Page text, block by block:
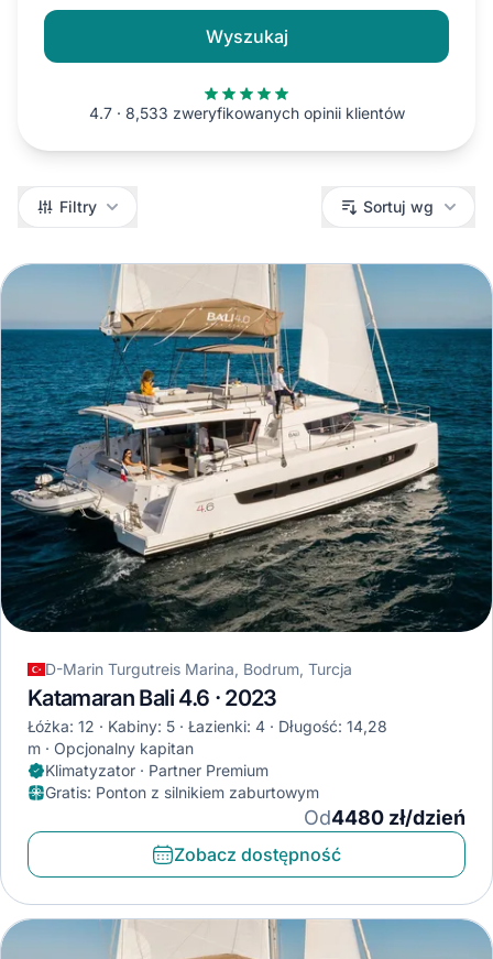
Wyszukaj
4.7 · 8,533 zweryfikowanych opinii klientów
Filtry Filtry Sortuj wg
D-Marin Turgutreis Marina, Bodrum, Turcja
Katamaran Bali 4.6 · 2023
Łóżka: 12 Kabiny: 5 Łazienki: 4
Długość: 14,28
m
Opcjonalny kapitan
Klimatyzator · Partner Premium
Gratis: Ponton z silnikiem zaburtowym
Od4480 zł/dzień
Zobacz dostępność